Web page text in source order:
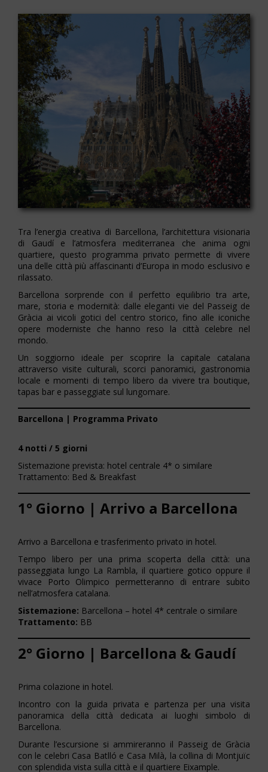
Tra l’energia creativa di Barcellona, l’architettura visionaria
di Gaudí e l’atmosfera mediterranea che anima ogni
quartiere, questo programma privato permette di vivere
una delle città più affascinanti d’Europa in modo esclusivo e
rilassato.
Barcellona sorprende con il perfetto equilibrio tra arte,
mare, storia e modernità: dalle eleganti vie del Passeig de
Gràcia ai vicoli gotici del centro storico, fino alle iconiche
opere moderniste che hanno reso la città celebre nel
mondo.
Un soggiorno ideale per scoprire la capitale catalana
attraverso visite culturali, scorci panoramici, gastronomia
locale e momenti di tempo libero da vivere tra boutique,
tapas bar e passeggiate sul lungomare.
Barcellona | Programma Privato
4 notti / 5 giorni
Sistemazione prevista: hotel centrale 4* o similare
Trattamento: Bed & Breakfast
1° Giorno | Arrivo a Barcellona
Arrivo a Barcellona e trasferimento privato in hotel.
Tempo libero per una prima scoperta della città: una
passeggiata lungo La Rambla, il quartiere gotico oppure il
vivace Porto Olimpico permetteranno di entrare subito
nell’atmosfera catalana.
Sistemazione: Barcellona – hotel 4* centrale o similare
Trattamento: BB
2° Giorno | Barcellona & Gaudí
Prima colazione in hotel.
Incontro con la guida privata e partenza per una visita
panoramica della città dedicata ai luoghi simbolo di
Barcellona.
Durante l’escursione si ammireranno il Passeig de Gràcia
con le celebri Casa Batlló e Casa Milà, la collina di Montjuïc
con splendida vista sulla città e il quartiere Eixample.